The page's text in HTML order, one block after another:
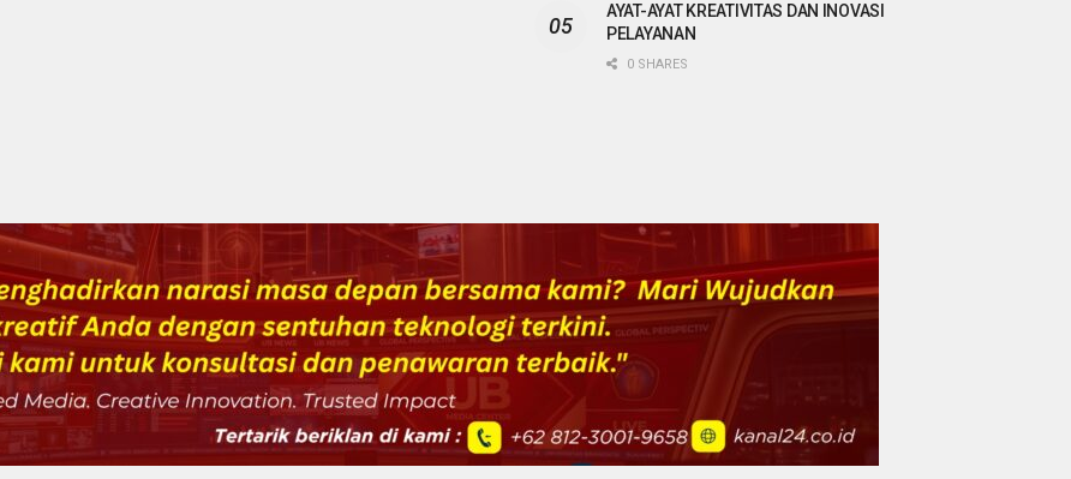
AYAT-AYAT KREATIVITAS DAN INOVASI
PELAYANAN
0 SHARES